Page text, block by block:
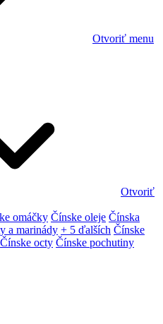
Otvoriť menu
Otvoriť
omáčky Čínske oleje Čínska
a marinády + 5 ďalších Čínske
Čínske octy Čínske pochutiny